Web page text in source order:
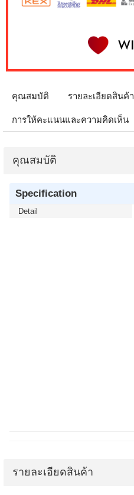
คุณสมบัติ รายละเอียดสินค้า
การให้คะแนนและความคิดเห็น
คุณสมบัติ
Specification
Detail
รายละเอียดสินค้า